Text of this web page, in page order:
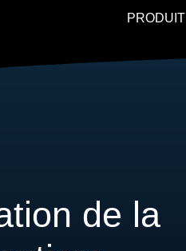
PRODUIT
de la